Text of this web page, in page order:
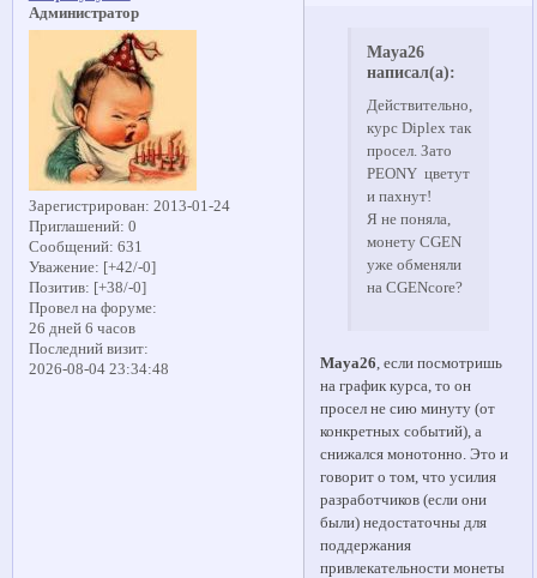
Администратор
Зарегистрирован: 2013-01-24
Приглашений: 0
Сообщений: 631
Уважение: [+42/-0]
Позитив: [+38/-0]
Провел на форуме:
26 дней 6 часов
Последний визит:
2026-08-04 23:34:48
Maya26
написал(а):
Действительно,
курс Diplex так
просел. Зато
PEONY цветут
и пахнут!
Я не поняла,
монету CGEN
уже обменяли
на CGENcore?
Maya26 , если посмотришь
на график курса, то он
просел не сию минуту (от
конкретных событий), а
снижался монотонно. Это и
говорит о том, что усилия
разработчиков (если они
были) недостаточны для
поддержания
привлекательности монеты